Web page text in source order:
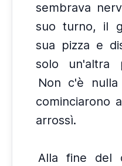
sembrava
suo turno, il
sua pizza e
solo un'altra
Non c'è
cominciarono
arrossì.
Alla fine del